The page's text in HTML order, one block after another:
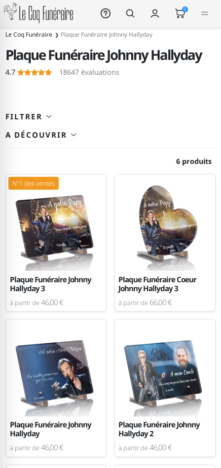
Le Coq Funéraire 0
304
Le Coq Funéraire Plaque Funéraire Johnny Hallyday
Plaque Funéraire Johnny Hallyday
Le Coq Funéraire
4.7 18647 évaluations
FILTRER
A DÉCOUVRIR
6 produits
N°1 des ventes
Plaque Funéraire Johnny
Hallyday 3
à partir de46,00 €
Plaque Funéraire Coeur
Johnny Hallyday 3
à partir de 66,00 €
Plaque Funéraire Johnny
Hallyday
à partir de46,00 €
Plaque Funéraire Johnny
Hallyday 2
à partir de46,00 €